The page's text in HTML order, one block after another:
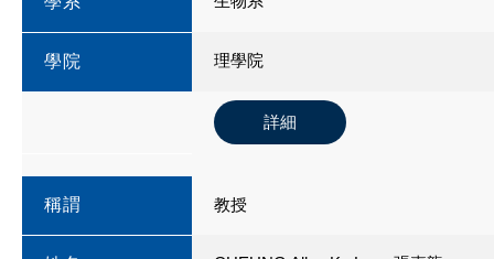
學院 理學院
詳細
稱謂 教授